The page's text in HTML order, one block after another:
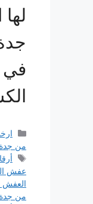
في
من
عفش
العفش
من